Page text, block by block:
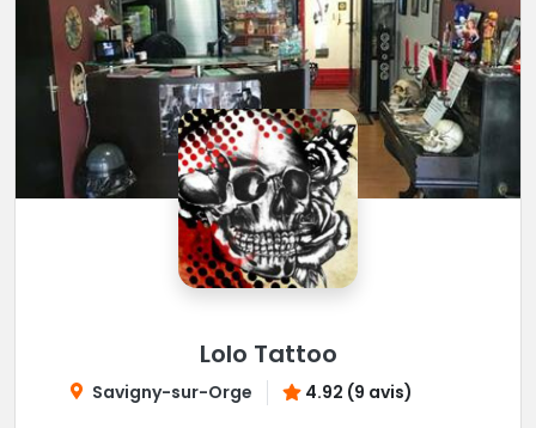
Lolo Tattoo
Savigny-sur-Orge 4.92 (9 avis)